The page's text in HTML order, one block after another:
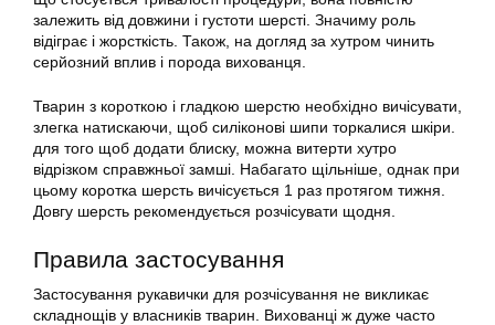
залежить від довжини і густоти шерсті . Значиму роль
відіграє і жорсткість. Також, на догляд за хутром чинить
серйозний вплив і порода вихованця.
Тварин з короткою і гладкою шерстю необхідно вичісувати,
злегка натискаючи, щоб силіконові шипи торкалися шкіри.
для того щоб додати блиску, можна витерти хутро
відрізком справжньої замші. Набагато щільніше, однак при
цьому коротка шерсть вичісується 1 раз протягом тижня.
Довгу шерсть рекомендується розчісувати щодня.
Правила застосування
Застосування рукавички для розчісування не викликає
складнощів у власників тварин. Вихованці ж дуже часто